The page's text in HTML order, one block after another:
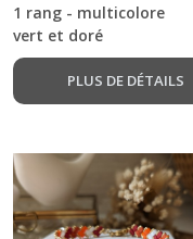
1 rang - multicolore
vert et doré
PLUS DE DÉTAILS